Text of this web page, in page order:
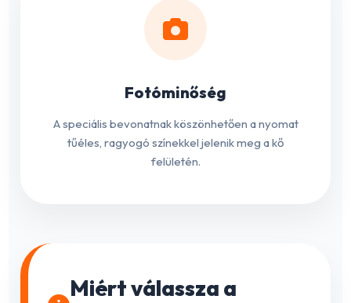
Fotóminőség
A speciális bevonatnak köszönhetően a nyomat
tűéles, ragyogó színekkel jelenik meg a kő
felületén.
Miért válassza a